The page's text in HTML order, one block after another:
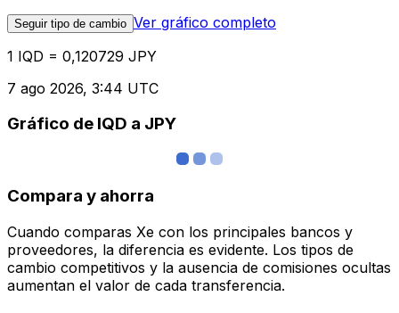
Seguir tipo de cambio Ver gráfico completo
1 IQD = 0,120729 JPY
7 ago 2026, 3:44 UTC
Gráfico de IQD a JPY
Compara y ahorra
Cuando comparas Xe con los principales bancos y
proveedores, la diferencia es evidente. Los tipos de
cambio competitivos y la ausencia de comisiones ocultas
aumentan el valor de cada transferencia.